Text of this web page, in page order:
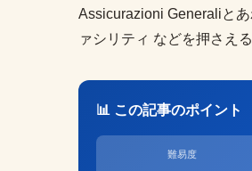
Assicurazioni Generaliと
ァシリティ などを押さえ
📊 この記事のポイント
難易度